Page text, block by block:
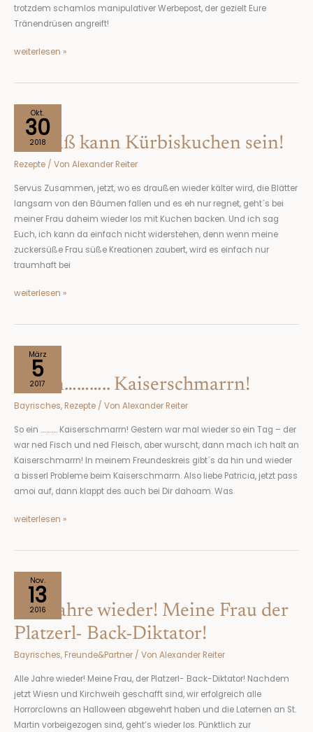
trotzdem schamlos manipulativer Werbepost, der gezielt Eure
Tränendrüsen angreift!
weiterlesen »
Okt.
30
2018
So heiß kann Kürbiskuchen sein!
Rezepte / Von Alexander Reiter
Servus Zusammen, jetzt, wo es draußen wieder kälter wird, die Blätter
langsam von den Bäumen fallen und es eh nur regnet, geht´s bei
meiner Frau daheim wieder los mit Kuchen backen. Und ich sag
Euch, ich kann da einfach nicht widerstehen, denn wenn meine
zuckersüße Frau süße Kreationen zaubert, wird es einfach nur
traumhaft bei
heiß
kann
Kürbiskuchen
weiterlesen »
März
5
2017
So ein……….. Kaiserschmarrn!
Bayrisches, Rezepte / Von Alexander Reiter
So ein ………… Kaiserschmarrn! Gestern war mal wieder so ein Tag – der
war ned Fisch und ned Fleisch, aber wurscht, dann mach ich halt an
Kaiserschmarrn! In meinem Freundeskreis gibt´s da hin und wieder
a bisserl Probleme beim Kaiserschmarrn. Also liebe Patricia, jetzt pass
amoi auf, dann klappt des auch bei Dir dahoam. Was
ein………..
Kaiserschmarrn!
weiterlesen »
Nov.
13
2016
Alle Jahre wieder! Meine Frau der
Platzerl- Back-Diktator!
Bayrisches, Freunde&Partner / Von Alexander Reiter
Alle Jahre wieder! Meine Frau, der Platzerl- Back-Diktator! Nachdem
jetzt Wiesn und Kirchweih geschafft sind, wir erfolgreich alle
Horrorclowns an Halloween abgewehrt haben und die Laternen an St.
Martin vorbeigezogen sind, geht’s wieder los. Pünktlich zur
Jahre
wieder!
Meine
Frau
der
Diktator!